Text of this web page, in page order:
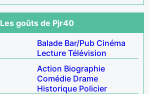
Les goûts de Pjr40
Balade Bar/Pub Cinéma
Lecture Télévision
Action Biographie
Comédie Drame
Historique Policier